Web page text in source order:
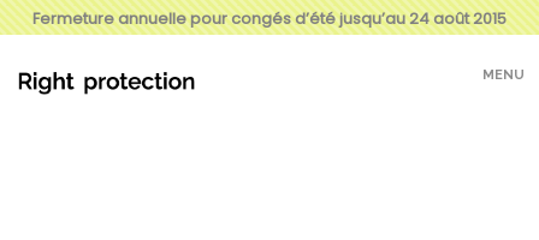
Fermeture annuelle pour congés d’été jusqu’au 24 août 2015
MENU